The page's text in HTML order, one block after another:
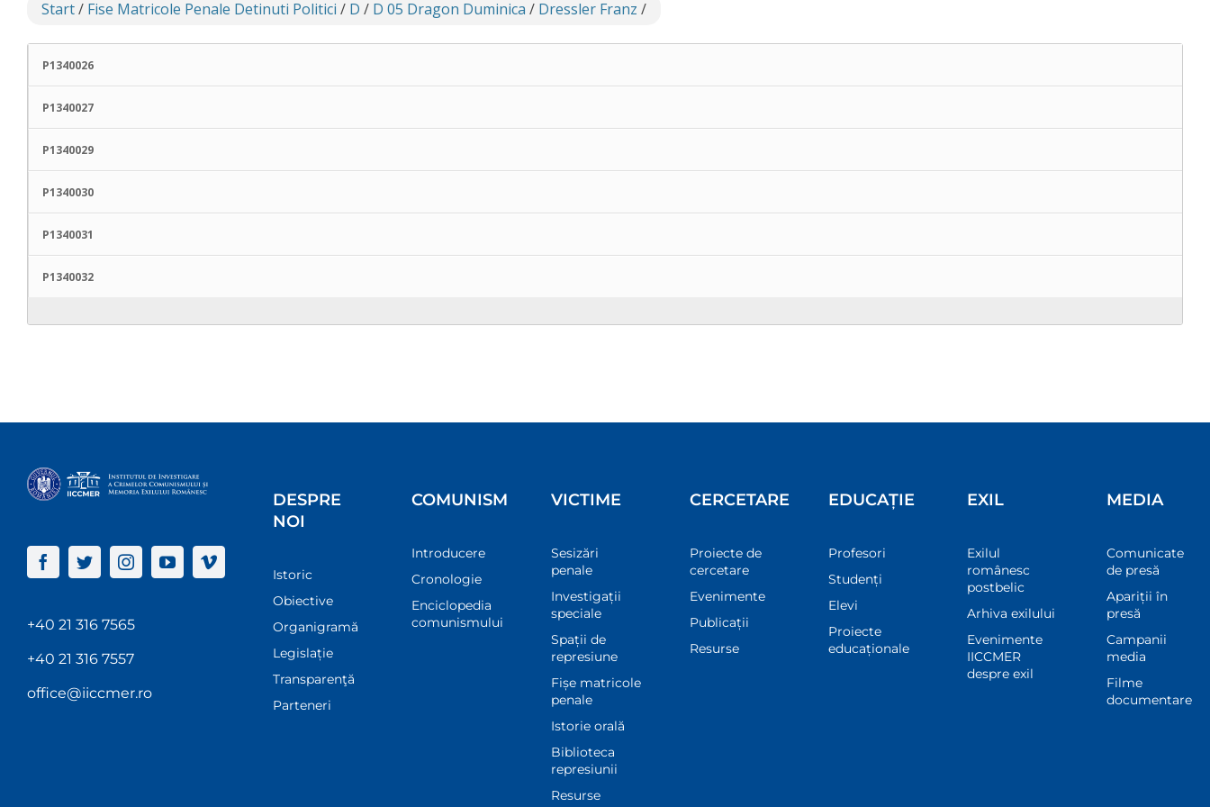
Start/ Fise Matricole Penale Detinuti Politici / D / D 05 Dragon Duminica / Dressler Franz /
P1340026
P1340027
P1340029
P1340030
P1340031
P1340032
+40 21 316 7565
+40 21 316 7557
office@iiccmer.ro
DESPRE
NOI
Istoric
Obiective
Organigramă
Legislație
Transparenţă
Parteneri
COMUNISM
Introducere
Cronologie
Enciclopedia
comunismului
VICTIME
Sesizări
penale
Investigații
speciale
Spații de
represiune
Fișe matricole
penale
Istorie orală
Biblioteca
represiunii
Resurse
CERCETARE
Proiecte de
cercetare
Evenimente
Publicații
Resurse
EDUCAȚIE
Profesori
Studenți
Elevi
Proiecte
educaționale
EXIL
Exilul
românesc
postbelic
Arhiva exilului
Evenimente
IICCMER
despre exil
MEDIA
Comunicate
de presă
Apariții în
presă
Campanii
media
Filme
documentare